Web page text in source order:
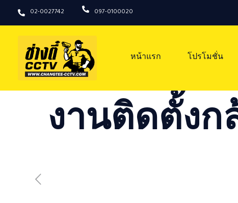
02-0027742 097-0100020
หน้าแรก โปรโมชั่น
งานติดตั้งก